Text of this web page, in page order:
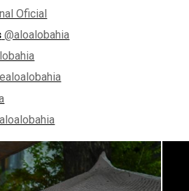
Oficial
@aloalobahia